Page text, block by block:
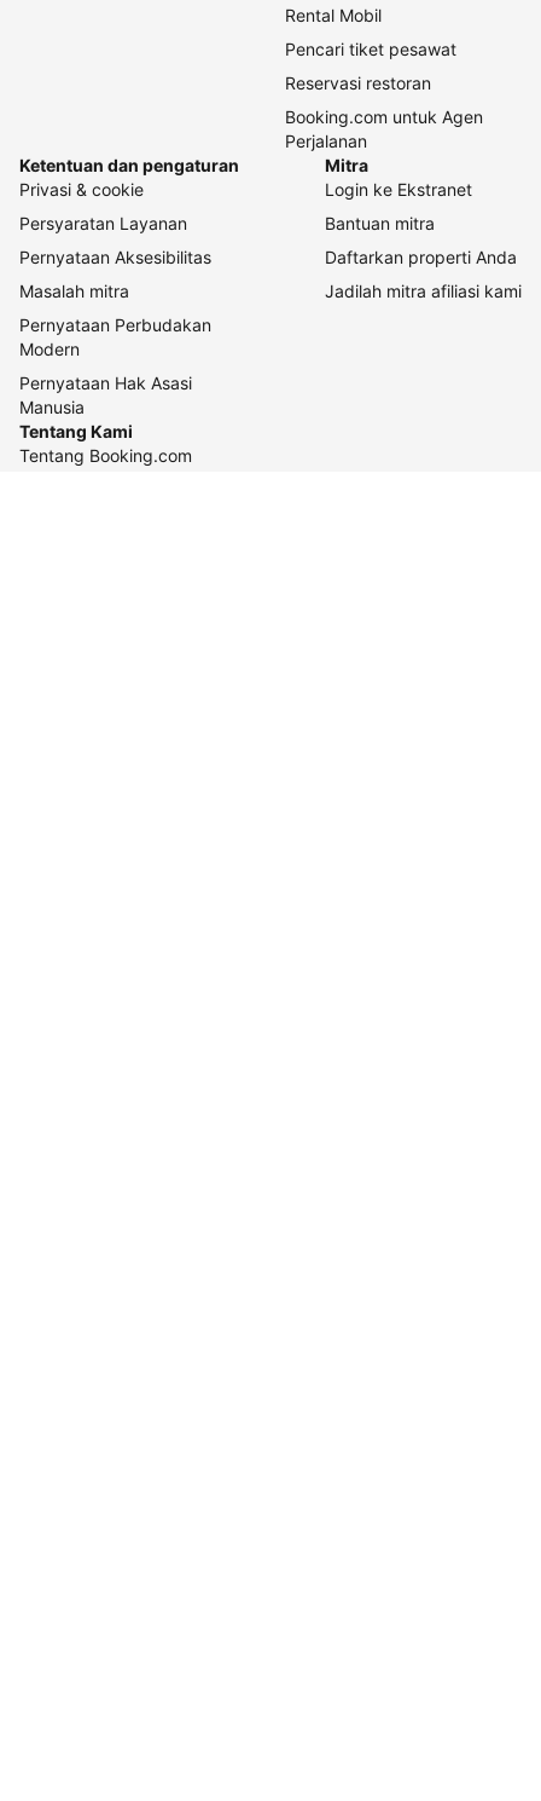
Rental Mobil
Pencari tiket pesawat
Reservasi restoran
Booking.com untuk Agen
Perjalanan
Ketentuan dan pengaturan
Privasi & cookie
Persyaratan Layanan
Pernyataan Aksesibilitas
Masalah mitra
Pernyataan Perbudakan
Modern
Pernyataan Hak Asasi
Manusia
Mitra
Login ke Ekstranet
Bantuan mitra
Daftarkan properti Anda
Jadilah mitra afiliasi kami
Tentang Kami
Tentang Booking.com